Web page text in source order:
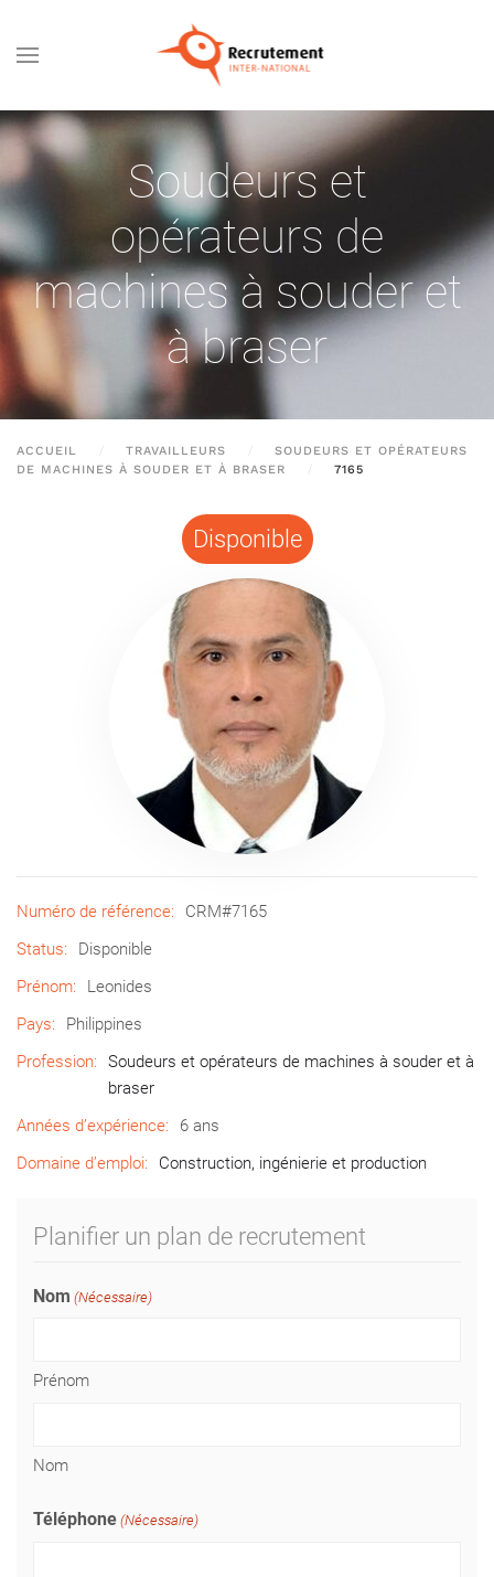
Passer au contenu principal
Soudeurs et
opérateurs de
machines à souder et
à braser
ACCUEIL TRAVAILLEURS
SOUDEURS ET OPÉRATEURS
DE MACHINES À SOUDER ET À BRASER
7165
Disponible
Numéro de référence:
CRM#7165
Status:
Disponible
Prénom:
Leonides
Pays:
Philippines
Profession:
Soudeurs et opérateurs de machines à souder et à
braser
Années d’expérience:
6 ans
Domaine d’emploi:
Construction, ingénierie et production
Planifier un plan de recrutement
Nom (Nécessaire)
Prénom
Nom
Téléphone (Nécessaire)